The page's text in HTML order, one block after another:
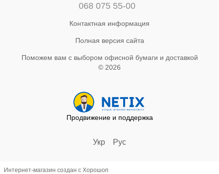
068 075 55-00
Контактная информация
Полная версия сайта
Поможем вам с выбором офисной бумаги и доставкой
© 2026
Продвижение и поддержка
Укр Рус
Интернет-магазин создан с Хорошоп